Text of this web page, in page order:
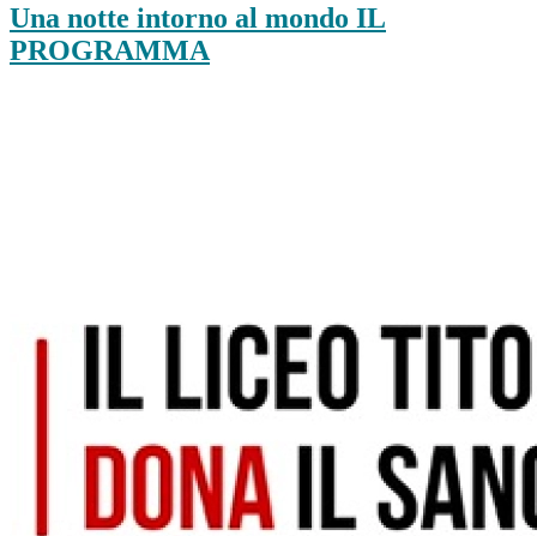
Una notte intorno al mondo IL
PROGRAMMA